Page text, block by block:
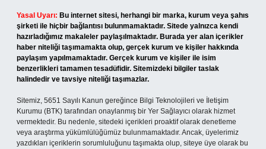
Yasal Uyarı: Bu internet sitesi, herhangi bir marka, kurum veya şahıs
şirketi ile hiçbir bağlantısı bulunmamaktadır. Sitede yalnızca kendi
hazırladığımız makaleler paylaşılmaktadır. Burada yer alan içerikler
haber niteliği taşımamakta olup, gerçek kurum ve kişiler hakkında
paylaşım yapılmamaktadır. Gerçek kurum ve kişiler ile isim
benzerlikleri tamamen tesadüfidir. Sitemizdeki bilgiler taslak
halindedir ve tavsiye niteliği taşımazlar.
Sitemiz, 5651 Sayılı Kanun gereğince Bilgi Teknolojileri ve İletişim
Kurumu (BTK) tarafından onaylanmış bir Yer Sağlayıcı olarak hizmet
vermektedir. Bu nedenle, sitedeki içerikleri proaktif olarak denetleme
veya araştırma yükümlülüğümüz bulunmamaktadır. Ancak, üyelerimiz
yazdıkları içeriklerin sorumluluğunu taşımakta olup, siteye üye olarak bu